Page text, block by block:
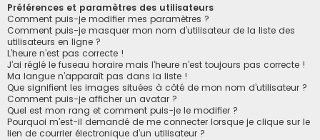
Préférences et paramètres des utilisateurs
Comment puis-je modifier mes paramètres ?
Comment puis-je masquer mon nom d’utilisateur de la liste des
utilisateurs en ligne ?
L’heure n’est pas correcte !
J’ai réglé le fuseau horaire mais l’heure n’est toujours pas correcte !
Ma langue n’apparaît pas dans la liste !
Que signifient les images situées à côté de mon nom d’utilisateur ?
Comment puis-je afficher un avatar ?
Quel est mon rang et comment puis-je le modifier ?
Pourquoi m’est-il demandé de me connecter lorsque je clique sur le
lien de courrier électronique d’un utilisateur ?